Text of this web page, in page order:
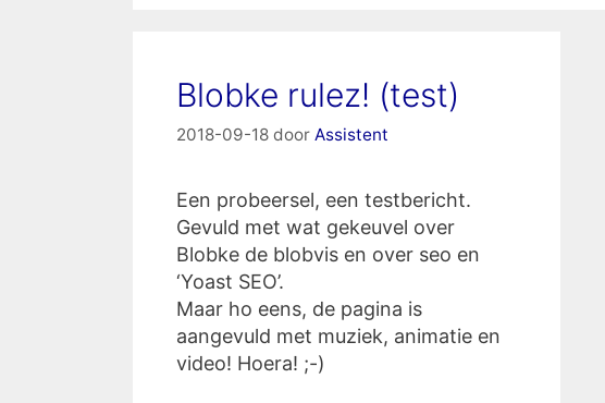
Blobke rulez! (test)
2018-09-18 door Assistent
Een probeersel, een testbericht.
Gevuld met wat gekeuvel over
Blobke de blobvis en over seo en
‘Yoast SEO’.
Maar ho eens, de pagina is
aangevuld met muziek, animatie en
video! Hoera! ;-)